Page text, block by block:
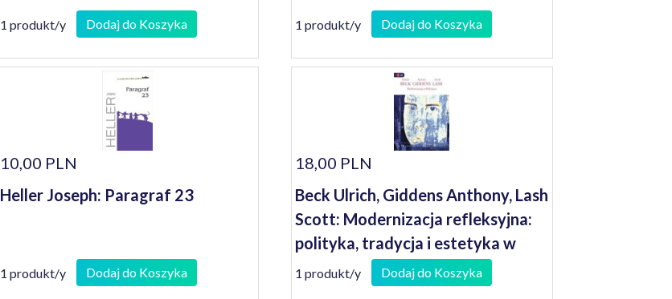
1 produkt/y Dodaj do Koszyka 1 produkt/y Dodaj do Koszyka
10,00 PLN
Heller Joseph: Paragraf 23
1 produkt/y Dodaj do Koszyka
18,00 PLN
Beck Ulrich, Giddens Anthony, Lash
Scott: Modernizacja refleksyjna:
polityka, tradycja i estetyka w
porządku społecznym
nowoczesności
1 produkt/y Dodaj do Koszyka